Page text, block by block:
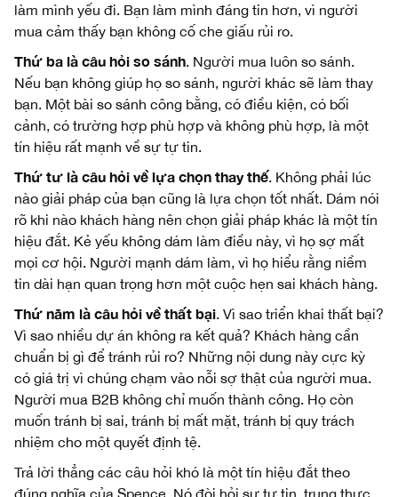
làm mình yếu đi. Bạn làm mình đáng tin hơn, vì người
mua cảm thấy bạn không cố che giấu rủi ro.
Thứ ba là câu hỏi so sánh. Người mua luôn so sánh.
Nếu bạn không giúp họ so sánh, người khác sẽ làm thay
bạn. Một bài so sánh công bằng, có điều kiện, có bối
cảnh, có trường hợp phù hợp và không phù hợp, là một
tín hiệu rất mạnh về sự tự tin.
Thứ tư là câu hỏi về lựa chọn thay thế. Không phải lúc
nào giải pháp của bạn cũng là lựa chọn tốt nhất. Dám nói
rõ khi nào khách hàng nên chọn giải pháp khác là một tín
hiệu đắt. Kẻ yếu không dám làm điều này, vì họ sợ mất
mọi cơ hội. Người mạnh dám làm, vì họ hiểu rằng niềm
tin dài hạn quan trọng hơn một cuộc hẹn sai khách hàng.
Thứ năm là câu hỏi về thất bại. Vì sao triển khai thất bại?
Vì sao nhiều dự án không ra kết quả? Khách hàng cần
chuẩn bị gì để tránh rủi ro? Những nội dung này cực kỳ
có giá trị vì chúng chạm vào nỗi sợ thật của người mua.
Người mua B2B không chỉ muốn thành công. Họ còn
muốn tránh bị sai, tránh bị mất mặt, tránh bị quy trách
nhiệm cho một quyết định tệ.
Trả lời thẳng các câu hỏi khó là một tín hiệu đắt theo
đúng nghĩa của Spence. Nó đòi hỏi sự tự tin, trung thực,